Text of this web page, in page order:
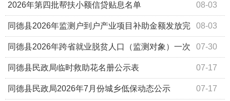
08-03
2026年第四批帮扶小额信贷贴息名单
08-03
同德县2026年监测户到户产业项目补助金额发放完
成公示花名册 07-30
同德县2026年跨省就业脱贫人口（监测对象）一次
性交通补助已发放完成公示花名册（第二批） 07-17
同德县民政局临时救助花名册公示表
07-17
同德县民政局2026年7月份城乡低保动态公示